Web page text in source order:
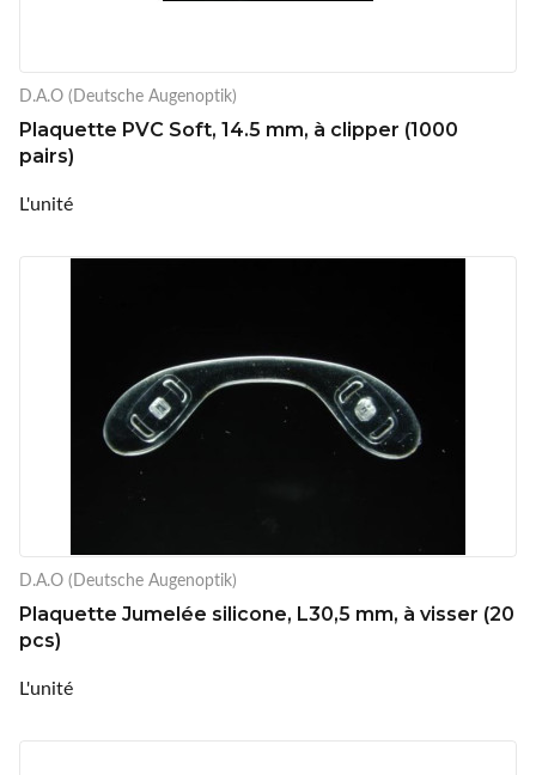
D.A.O (Deutsche Augenoptik)
Plaquette PVC Soft, 14.5 mm, à clipper (1000
pairs)
L'unité
D.A.O (Deutsche Augenoptik)
Plaquette Jumelée silicone, L30,5 mm, à visser (20
pcs)
L'unité